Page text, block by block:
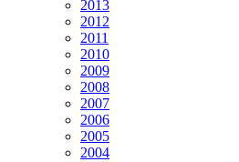
2013
2012
2011
2010
2009
2008
2007
2006
2005
2004